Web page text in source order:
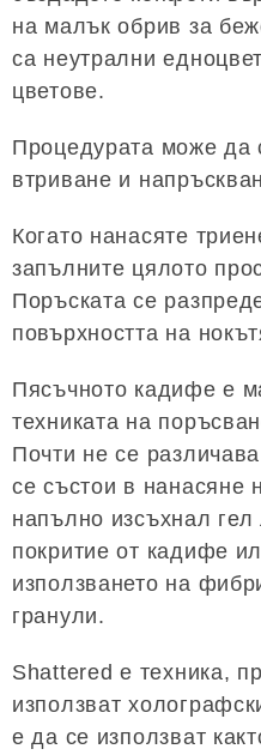
на малък обрив за
са неутрални
цветове.
Процедурата може да
втриване и
Когато нанасяте
запълните цялото
Поръската се
повърхността на
Пясъчното кадифе е
техниката на
Почти не се
се състои в нанасяне
напълно изсъхнал гел
покритие от кадифе
използването на
гранули.
Shattered е техника,
използват
е да се използват